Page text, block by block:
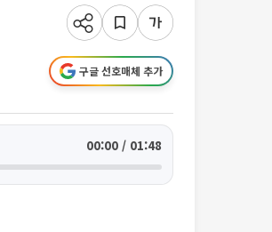
구글 선호매체 추가
00:00 / 01:48